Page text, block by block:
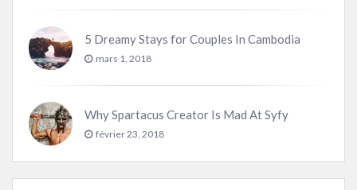
5 Dreamy Stays for Couples In Cambodia
mars 1, 2018
Why Spartacus Creator Is Mad At Syfy
février 23, 2018